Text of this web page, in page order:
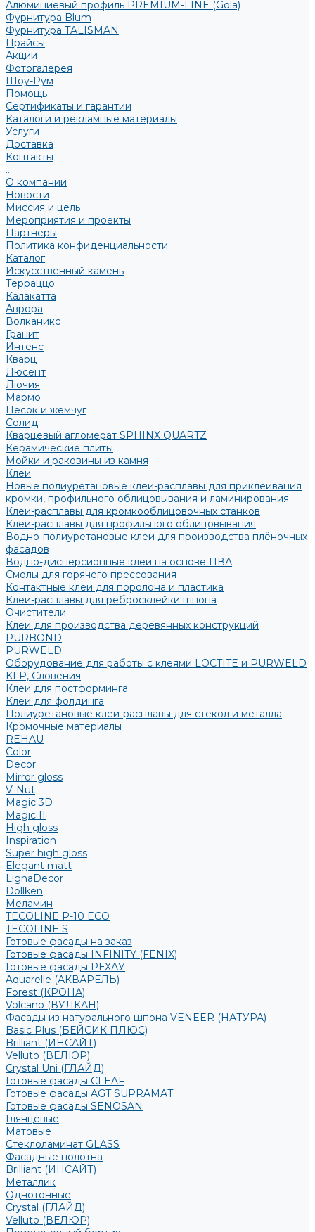
Алюминиевый профиль PREMIUM-LINE (Gola)
Фурнитура Blum
Фурнитура TALISMAN
Прайсы
Акции
Фотогалерея
Шоу-Рум
Помощь
Сертификаты и гарантии
Каталоги и рекламные материалы
Услуги
Доставка
Контакты
...
О компании
Новости
Миссия и цель
Мероприятия и проекты
Партнёры
Политика конфиденциальности
Каталог
Искусственный камень
Терраццо
Калакатта
Аврора
Волканикс
Гранит
Интенс
Кварц
Люсент
Лючия
Мармо
Песок и жемчуг
Солид
Кварцевый агломерат SPHINX QUARTZ
Керамические плиты
Мойки и раковины из камня
Клеи
Новые полиуретановые клеи-расплавы для приклеивания
кромки, профильного облицовывания и ламинирования
Клеи-расплавы для кромкооблицовочных станков
Клеи-расплавы для профильного облицовывания
Водно-полиуретановые клеи для производства плёночных
фасадов
Водно-дисперсионные клеи на основе ПВА
Смолы для горячего прессования
Контактные клеи для поролона и пластика
Клеи-расплавы для ребросклейки шпона
Очистители
Клеи для производства деревянных конструкций
PURBOND
PURWELD
Оборудование для работы с клеями LOCTITE и PURWELD
KLP, Словения
Клеи для постформинга
Клеи для фолдинга
Полиуретановые клеи-расплавы для стёкол и металла
Кромочные материалы
REHAU
Color
Decor
Mirror gloss
V-Nut
Magic 3D
Magic II
High gloss
Inspiration
Super high gloss
Elegant matt
LignaDecor
Döllken
Меламин
TECOLINE P-10 ECO
TECOLINE S
Готовые фасады на заказ
Готовые фасады INFINITY (FENIX)
Готовые фасады РЕХАУ
Aquarelle (АКВАРЕЛЬ)
Forest (КРОНА)
Volcano (ВУЛКАН)
Фасады из натурального шпона VENEER (НАТУРА)
Basic Plus (БЕЙСИК ПЛЮС)
Brilliant (ИНСАЙТ)
Velluto (ВЕЛЮР)
Crystal Uni (ГЛАЙД)
Готовые фасады CLEAF
Готовые фасады AGT SUPRAMAT
Готовые фасады SENOSAN
Глянцевые
Матовые
Стеклоламинат GLASS
Фасадные полотна
Brilliant (ИНСАЙТ)
Металлик
Однотонные
Crystal (ГЛАЙД)
Velluto (ВЕЛЮР)